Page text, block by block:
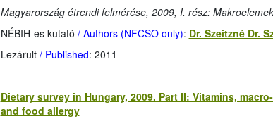
Magyarország étrendi felmérése, 2009, I. rész:
NÉBIH-es kutató / Authors (NFCSO only): Dr. Szeitzné Dr.
Lezárult/ Published: 2011
Dietary survey in Hungary, 2009. Part II: Vitamins,
and food allergy